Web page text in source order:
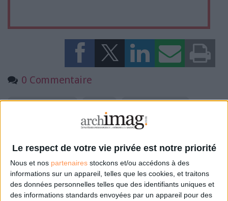
Le respect de votre vie privée est notre priorité
Nous et nos partenaires stockons et/ou accédons à des
informations sur un appareil, telles que les cookies, et traitons
des données personnelles telles que des identifiants uniques et
des informations standards envoyées par un appareil pour des
0 Commentaire
Connectez-vousouinscrivez-vouspour publier un commentaire
À LIRE SUR ARCHIMAG